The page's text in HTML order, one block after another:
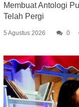
Membuat Antologi
Telah Pergi
5 Agustus 2026 0